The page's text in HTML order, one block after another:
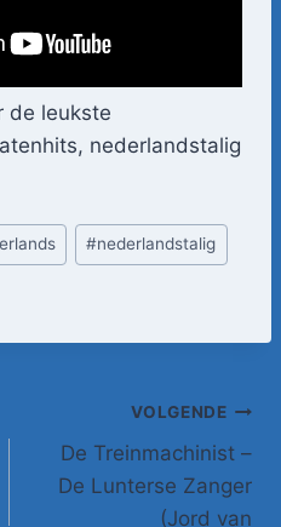
de leukste
nederlandstalig
#nederlandstalig
VOLGENDE
De Treinmachinist –
De Lunterse Zanger
(Jord van